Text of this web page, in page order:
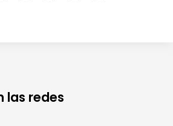
las redes